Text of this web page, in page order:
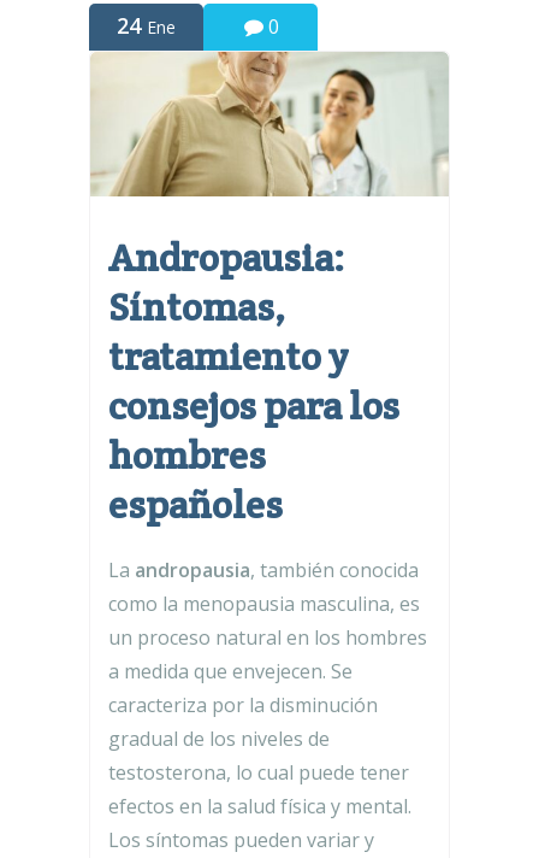
24 Ene 0
Andropausia:
Síntomas,
tratamiento y
consejos para los
hombres
españoles
La andropausia, también conocida
como la menopausia masculina, es
un proceso natural en los hombres
a medida que envejecen. Se
caracteriza por la disminución
gradual de los niveles de
testosterona, lo cual puede tener
efectos en la salud física y mental.
Los síntomas pueden variar y